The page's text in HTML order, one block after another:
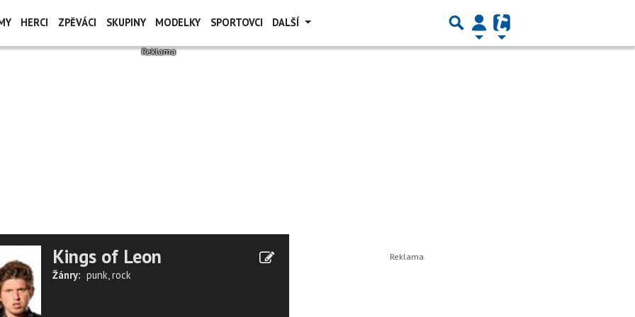
HERCI ZPĚVÁCI SKUPINY MODELKY SPORTOVCI DALŠÍ
Kings of Leon
Žánry: punk,rock